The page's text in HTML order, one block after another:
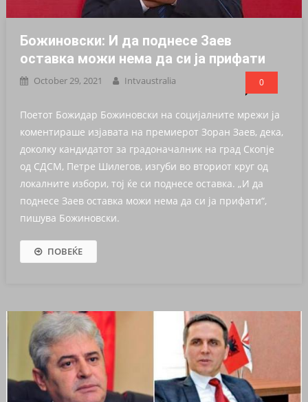
Божиновски: И да поднесе Заев
оcтaвка можи нема да си ја прифати
October 29, 2021 Intvaustralia 0
Поетот Божидар Божиновски на социјалните мрежи ја
коментираше изјавата на премиерот Зоран Заев, дека,
доколку кандидатот за градоначалник на град Скопје
од СДСМ, Петре Шилегов, изгуби во вториот круг од
локалните избори, тој ќе си поднесе оставка. „И да
поднесе Заев оставка можи нема да си ја прифати“,
пишува Божиновски.
ПОВЕЌЕ